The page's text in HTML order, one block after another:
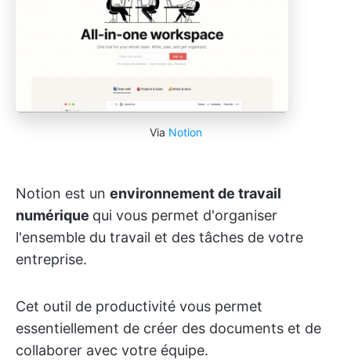
Via Notion
Notion est un environnement de travail
numérique qui vous permet d'organiser
l'ensemble du travail et des tâches de votre
entreprise.
Cet outil de productivité vous permet
essentiellement de créer des documents et de
collaborer avec votre équipe.